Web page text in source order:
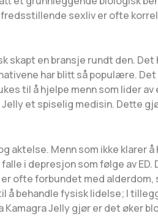
sexliv er ofte
skapt en bransje rundt den.
har blitt så populære.
til å hjelpe menn som lider
et spiselig medisin. Dette
aktelse. Menn som ikke klarer å
i depresjon som følge av
ofte forbundet med alderdom,
å behandle fysisk lidelse; I
Jelly gjør er det øker